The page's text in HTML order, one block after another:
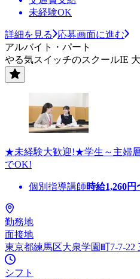
未経験OK
詳細を見る
応募画面に進む
アルバイト・パート
やる気スイッチのスクールIE
★未経験大歓迎!★学生～主婦
でOK!
個別指導講師時給1,260円
勤務地
面接地
東京都練馬区大泉学園町7-7-22
シフト